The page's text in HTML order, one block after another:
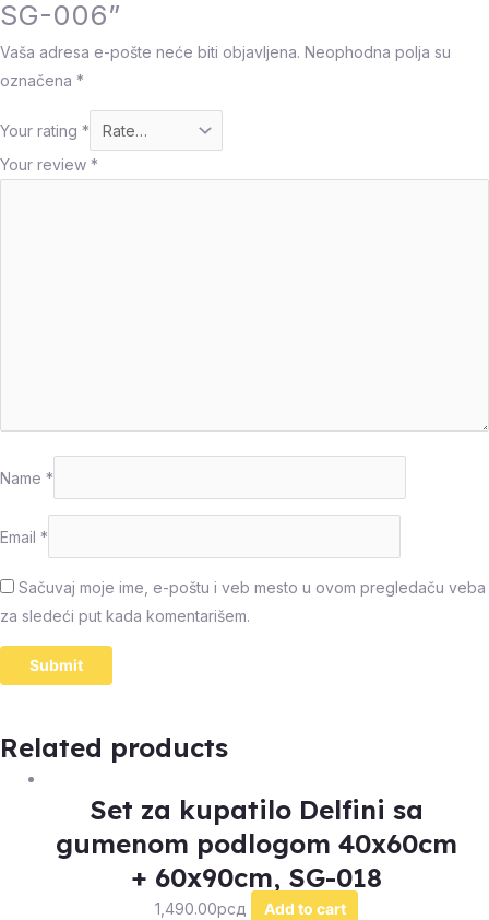
SG-006”
Vaša adresa e-pošte neće biti objavljena. Neophodna polja su
označena *
Your rating *
Your review *
Name *
Email *
Sačuvaj moje ime, e-poštu i veb mesto u ovom pregledaču veba
za sledeći put kada komentarišem.
Related products
Set za kupatilo Delfini sa
gumenom podlogom 40x60cm
+ 60x90cm, SG-018
1,490.00рсд Add to cart